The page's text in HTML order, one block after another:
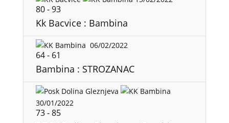
80-93
Kk Bacvice : Bambina
06/02/2022
64- 61
Bambina : STROZANAC
30/01/2022
73-85